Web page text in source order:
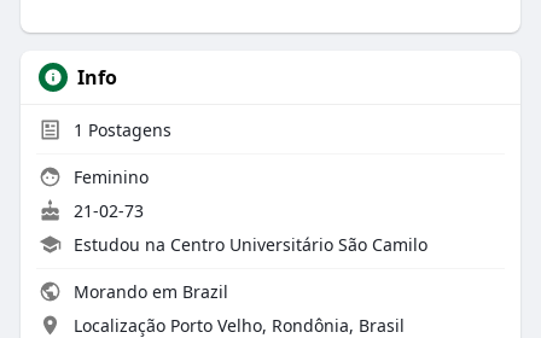
Info
1 Postagens
Feminino
21-02-73
Estudou na Centro Universitário São Camilo
Morando em Brazil
Localização Porto Velho, Rondônia, Brasil